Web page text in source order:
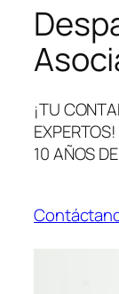
¡TU
EXPERTOS!
10 AÑOS